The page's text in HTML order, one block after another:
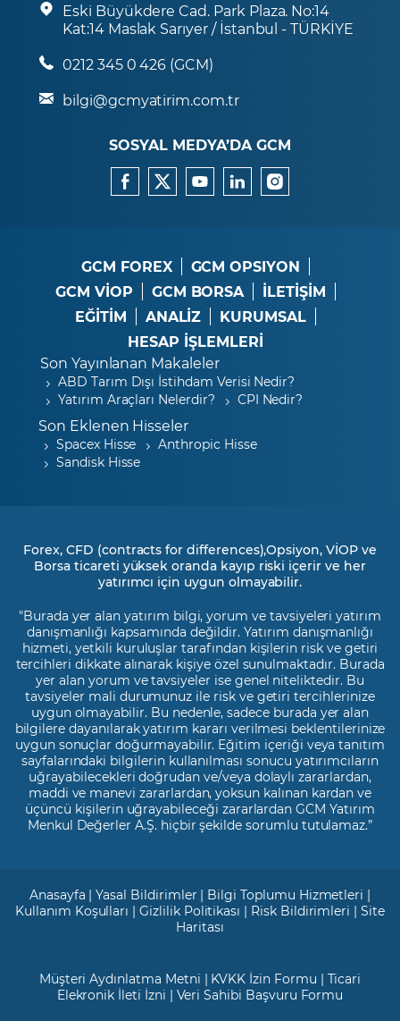
Eski Büyükdere Cad. Park Plaza. No:14
Kat:14 Maslak Sarıyer / İstanbul - TÜRKİYE
0212 345 0 426 (GCM)
bilgi@gcmyatirim.com.tr
SOSYAL MEDYA’DA GCM
GCM FOREX
GCM OPSIYON
GCM VİOP
GCM BORSA
İLETİŞİM
EĞİTİM
ANALİZ
KURUMSAL
HESAP İŞLEMLERİ
Son Yayınlanan Makaleler
ABD Tarım Dışı İstihdam Verisi Nedir?
Yatırım Araçları Nelerdir?
CPI Nedir?
Son Eklenen Hisseler
Spacex Hisse
Anthropic Hisse
Sandisk Hisse
Forex, CFD (contracts for differences),Opsiyon, VİOP ve
Borsa ticareti yüksek oranda kayıp riski içerir ve her
yatırımcı için uygun olmayabilir.
"Burada yer alan yatırım bilgi, yorum ve tavsiyeleri yatırım
danışmanlığı kapsamında değildir. Yatırım danışmanlığı
hizmeti, yetkili kuruluşlar tarafından kişilerin risk ve getiri
tercihleri dikkate alınarak kişiye özel sunulmaktadır. Burada
yer alan yorum ve tavsiyeler ise genel niteliktedir. Bu
tavsiyeler mali durumunuz ile risk ve getiri tercihlerinize
uygun olmayabilir. Bu nedenle, sadece burada yer alan
bilgilere dayanılarak yatırım kararı verilmesi beklentilerinize
uygun sonuçlar doğurmayabilir. Eğitim içeriği veya tanıtım
sayfalarındaki bilgilerin kullanılması sonucu yatırımcıların
uğrayabilecekleri doğrudan ve/veya dolaylı zararlardan,
maddi ve manevi zararlardan, yoksun kalınan kardan ve
üçüncü kişilerin uğrayabileceği zararlardan GCM Yatırım
Menkul Değerler A.Ş. hiçbir şekilde sorumlu tutulamaz.”
Anasayfa |Yasal Bildirimler | Bilgi Toplumu Hizmetleri |
Kullanım Koşulları |Gizlilik Politikası | Risk Bildirimleri |Site
Haritası
Müşteri Aydınlatma Metni | KVKK İzin Formu | Ticari
Elekronik İleti İzni | Veri Sahibi Başvuru Formu